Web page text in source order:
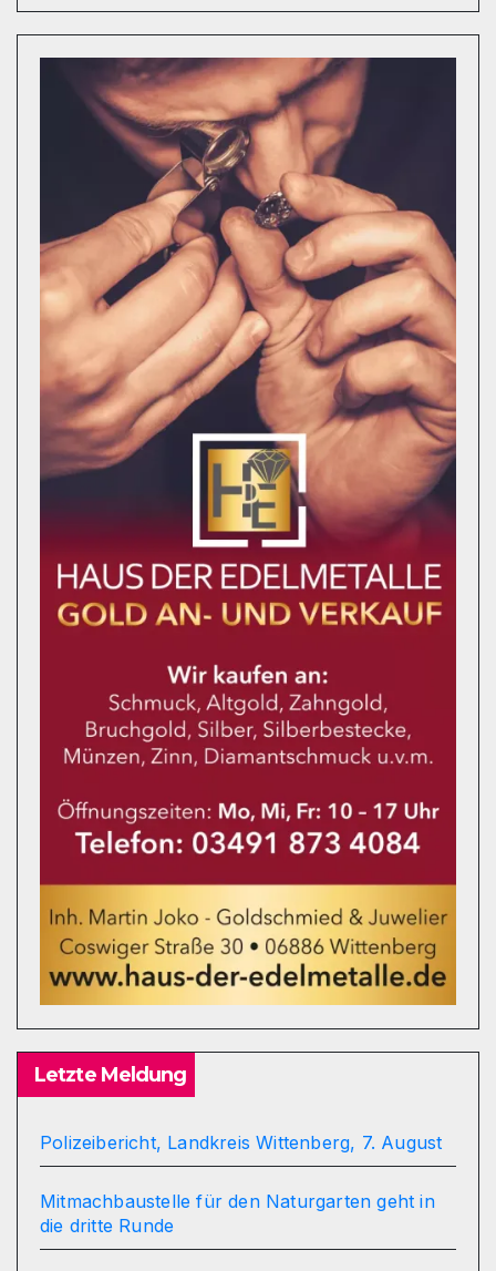
Letzte Meldung
Polizeibericht, Landkreis Wittenberg, 7. August
Mitmachbaustelle für den Naturgarten geht in
die dritte Runde